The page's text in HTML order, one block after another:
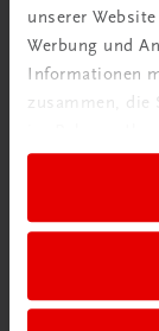
unserer
Werbung und
Informationen
zusammen, die
Wir sind ein
75